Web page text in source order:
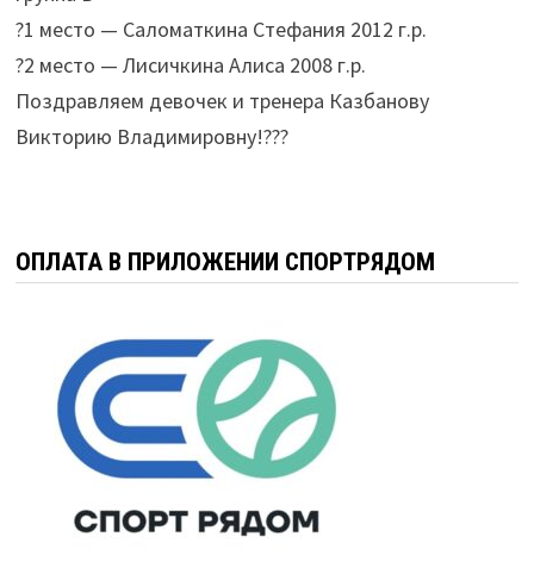
?1 место — Саломаткина Стефания 2012 г.р.
?2 место — Лисичкина Алиса 2008 г.р.
Поздравляем девочек и тренера Казбанову
Викторию Владимировну!???
ОПЛАТА В ПРИЛОЖЕНИИ СПОРТРЯДОМ